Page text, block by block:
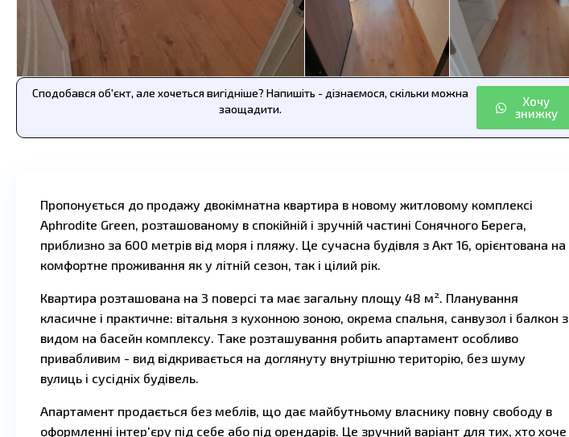
Сподобався об'єкт, але хочеться вигідніше? Напишіть - дізнаємося, скільки можна
заощадити.
Хочу
знижку
Пропонується до продажу двокімнатна квартира в новому житловому комплексі
Aphrodite Green, розташованому в спокійній і зручній частині Сонячного Берега,
приблизно за 600 метрів від моря і пляжу. Це сучасна будівля з Акт 16, орієнтована на
комфортне проживання як у літній сезон, так і цілий рік.
Квартира розташована на 3 поверсі та має загальну площу 48 м². Планування
класичне і практичне: вітальня з кухонною зоною, окрема спальня, санвузол і балкон з
видом на басейн комплексу. Таке розташування робить апартамент особливо
привабливим - вид відкривається на доглянуту внутрішню територію, без шуму
вулиць і сусідніх будівель.
Апартамент продається без меблів, що дає майбутньому власнику повну свободу в
оформленні інтер'єру під себе або під орендарів. Це зручний варіант для тих, хто хоче